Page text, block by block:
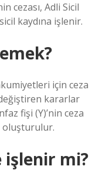
cezası, Adli Sicil
kaydına işlenir.
için ceza
kararlar
fişi (Y)’nin ceza
oluşturulur.
mi?